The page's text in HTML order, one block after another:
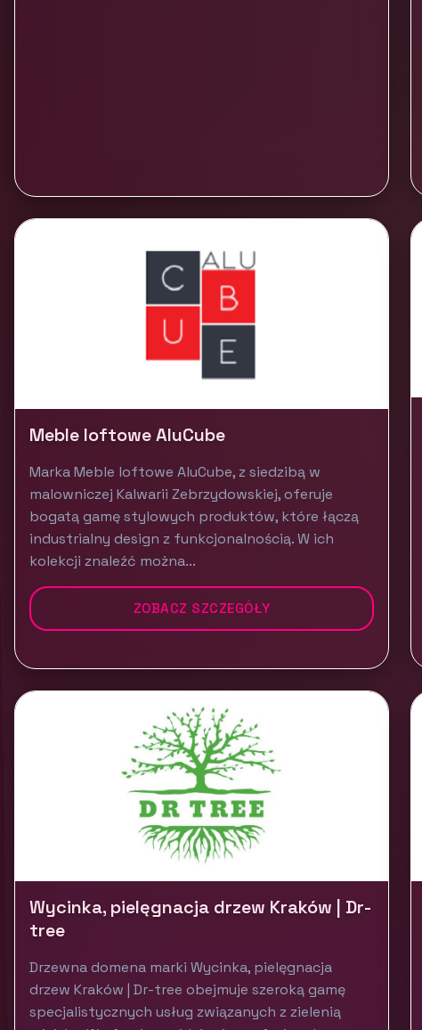
Meble loftowe AluCube
Marka Meble loftowe AluCube, z siedzibą w
malowniczej Kalwarii Zebrzydowskiej, oferuje
bogatą gamę stylowych produktów, które łączą
industrialny design z funkcjonalnością. W ich
kolekcji znaleźć można...
ZOBACZ SZCZEGÓŁY
Wycinka, pielęgnacja drzew Kraków | Dr-
tree
Drzewna domena marki Wycinka, pielęgnacja
drzew Kraków | Dr-tree obejmuje szeroką gamę
specjalistycznych usług związanych z zielenią